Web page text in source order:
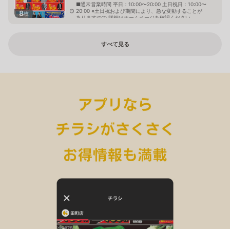
8枚
■通常営業時間 平日：10:00〜20:00 土日祝日：10:00〜
20:00 ※土日祝および期間により、急な変動することが
ありますので 詳細はホームページを確認ください
すべて見る